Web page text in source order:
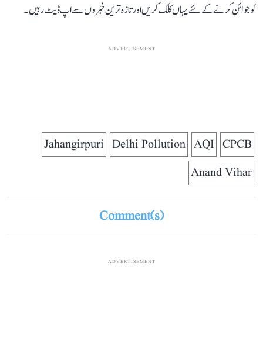
کو جوائن کرنے کے لئے یہاں کلک کریں اور تازہ ترین خبروں سے اپ ڈیٹ رہیں۔
ADVERTISEMENT
CPCB
AQI
Delhi Pollution
Jahangirpuri
Anand Vihar
Comment(s)
ADVERTISEMENT